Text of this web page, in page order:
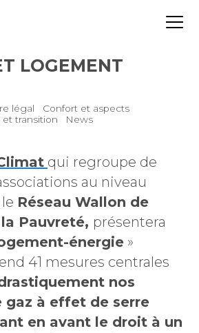
LOGEMENT
légal
Confort et aspects
et transition News
qui regroupe de
au niveau
Réseau Wallon de
Pauvreté, présentera
énergie »
41 mesures centrales
nos
gaz à effet de serre
en avant le droit à un